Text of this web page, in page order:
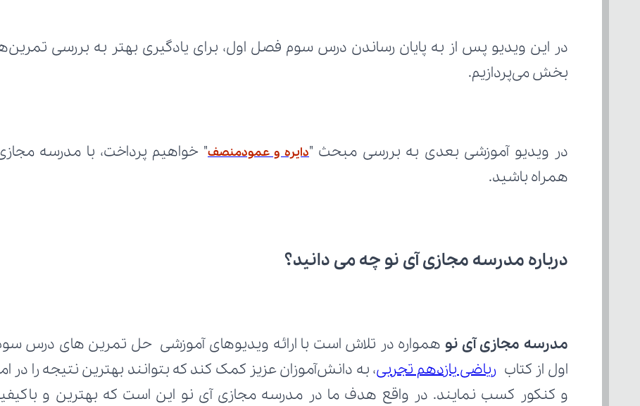
بخش می‌پردازیم.
در ویدیو آموزشی بعدی به بررسی مبحث "دایره و عمودمنصف
همراه باشید.
درباره مدرسه مجازی آی نو چه می‌ دانید؟
مدرسه مجازی آی نو
اول از کتاب ریاضی یازدهم تجربی